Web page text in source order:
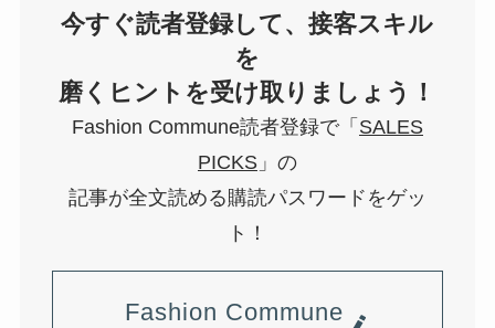
今すぐ読者登録して、接客スキル
を
磨くヒントを受け取りましょう！
Fashion Commune読者登録で「 SALES
PICKS」の
記事が全文読める購読パスワードをゲッ
ト！
Fashion Commune